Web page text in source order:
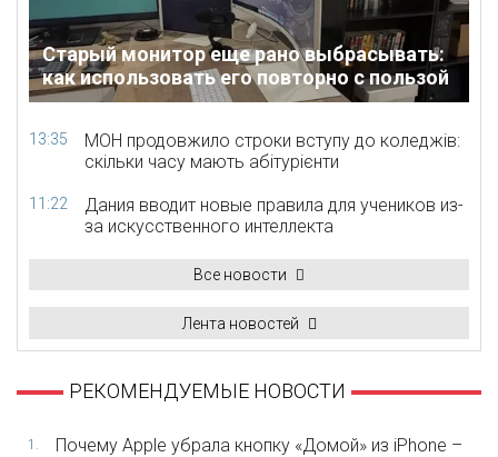
Старый монитор еще рано выбрасывать:
как использовать его повторно с пользой
13:35
МОН продовжило строки вступу до коледжів:
скільки часу мають абітурієнти
11:22
Дания вводит новые правила для учеников из-
за искусственного интеллекта
Все новости
Лента новостей
РЕКОМЕНДУЕМЫЕ НОВОСТИ
1.
Почему Apple убрала кнопку «Домой» из iPhone –